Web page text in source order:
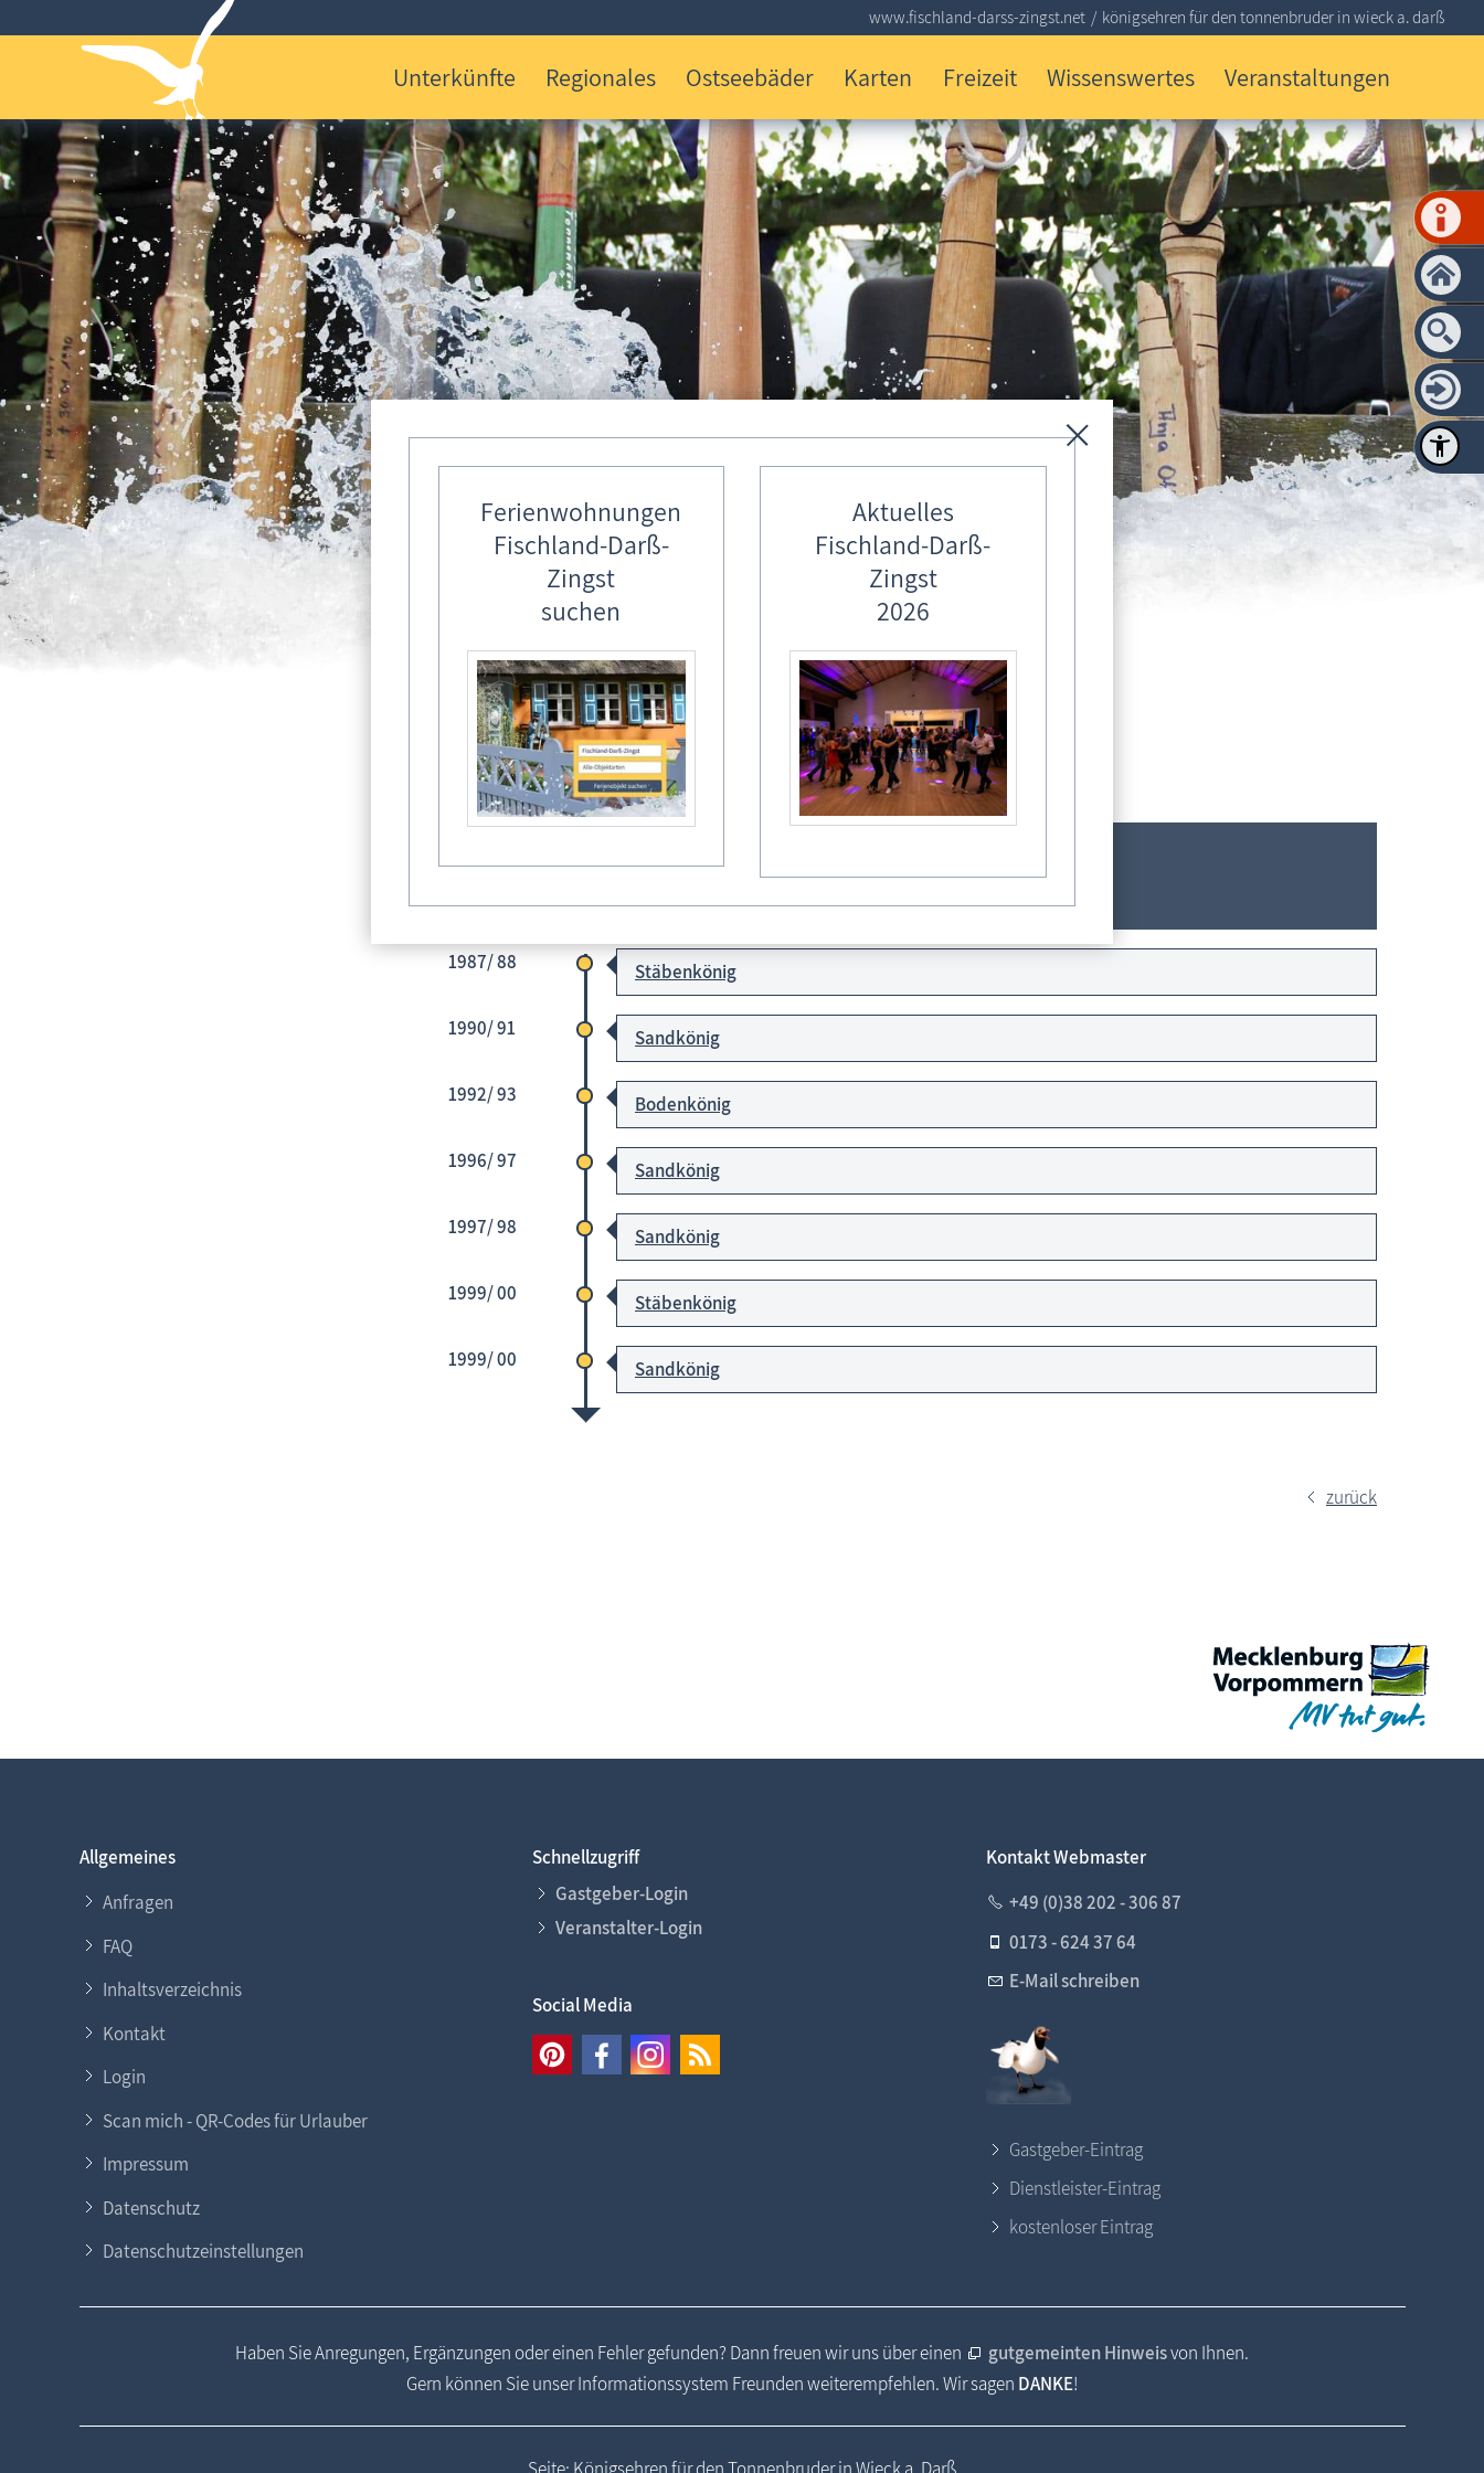
Unterkünfte Regionales Ostseebäder Karten Freizeit Wissenswertes Veranstaltungen
Könige der Tonnenfeste
www.fischland-darss-zingst.net königsehren für den tonnenbruder in wieck a. darß
Königsehren für den Tonnenbruder:
Bernd Petereit - Tonnenbund Wieck e.V.
1x Bodenkönig
4x Sandkönig
1987/ 88 Stäbenkönig
1990/ 91 Sandkönig
1992/ 93 Bodenkönig
1996/ 97 Sandkönig
1997/ 98 Sandkönig
1999/ 00 Stäbenkönig
1999/ 00 Sandkönig
zurück
Ferienwohnungen
Fischland-Darß-
Zingst
suchen
Aktuelles
Fischland-Darß-
Zingst
2026
Allgemeines
Anfragen
FAQ
Inhaltsverzeichnis
Kontakt
Login
Scan mich - QR-Codes für Urlauber
Impressum
Datenschutz
Datenschutzeinstellungen
Schnellzugriff
Gastgeber-Login
Veranstalter-Login
Social Media
Kontakt Webmaster
+49 (0)38 202 - 306 87
0173 - 624 37 64
E-Mail schreiben
Gastgeber-Eintrag
Dienstleister-Eintrag
kostenloser Eintrag
Haben Sie Anregungen, Ergänzungen oder einen Fehler gefunden? Dann freuen wir uns über einen gutgemeinten Hinweisvon Ihnen.
Gern können Sie unser Informationssystem Freunden weiterempfehlen. Wir sagen DANKE!